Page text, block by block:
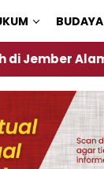
BUDAYA
Krisi Air